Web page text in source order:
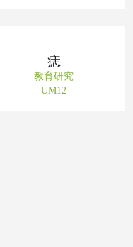
痣
教育研究
UM12